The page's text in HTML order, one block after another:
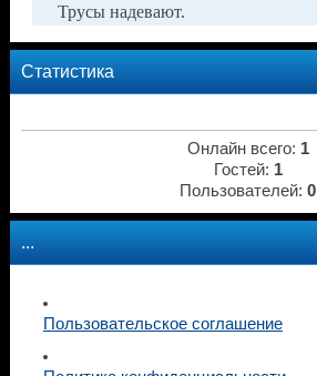
Трусы надевают.
Статистика
Онлайн всего: 1
Гостей: 1
Пользователей:0
...
Пользовательское соглашение